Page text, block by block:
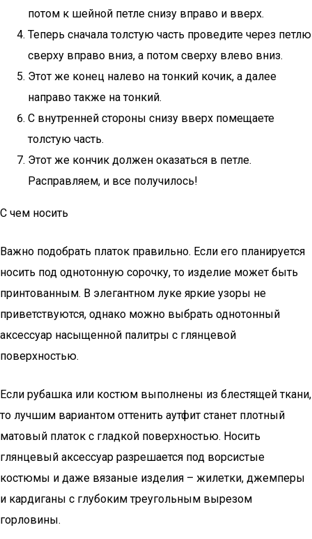
потом к шейной петле снизу вправо и вверх.
Теперь сначала толстую часть проведите через петлю
сверху вправо вниз, а потом сверху влево вниз.
Этот же конец налево на тонкий кочик, а далее
направо также на тонкий.
С внутренней стороны снизу вверх помещаете
толстую часть.
Этот же кончик должен оказаться в петле.
Расправляем, и все получилось!
С чем носить
Важно подобрать платок правильно. Если его планируется
носить под однотонную сорочку, то изделие может быть
принтованным. В элегантном луке яркие узоры не
приветствуются, однако можно выбрать однотонный
аксессуар насыщенной палитры с глянцевой
поверхностью.
Если рубашка или костюм выполнены из блестящей ткани,
то лучшим вариантом оттенить аутфит станет плотный
матовый платок с гладкой поверхностью. Носить
глянцевый аксессуар разрешается под ворсистые
костюмы и даже вязаные изделия – жилетки, джемперы
и кардиганы с глубоким треугольным вырезом
горловины.